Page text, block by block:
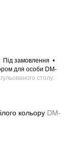
Під замовлення
для особи DM-
столу